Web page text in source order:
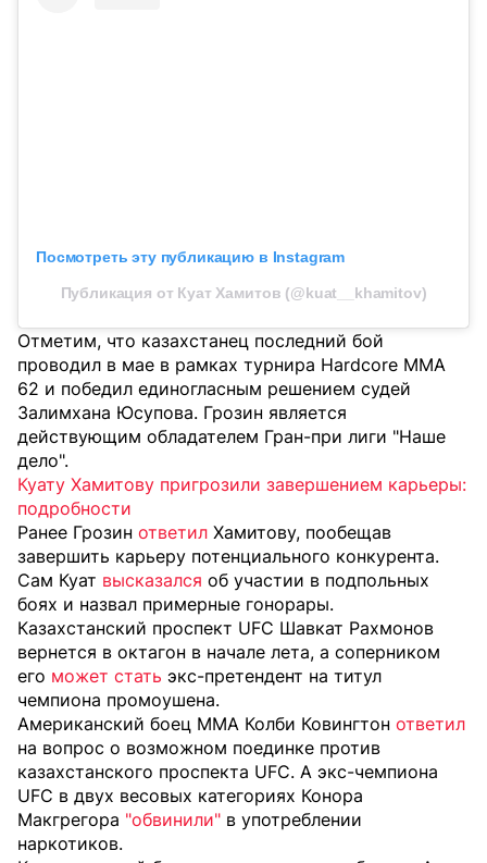
Посмотреть эту публикацию в Instagram
Публикация от Куат Хамитов (@kuat__khamitov)
Отметим, что казахстанец последний бой
проводил в мае в рамках турнира Hardcore MMA
62 и победил единогласным решением судей
Залимхана Юсупова. Грозин является
действующим обладателем Гран-при лиги "Наше
дело".
Куату Хамитову пригрозили завершением карьеры:
подробности
Ранее Грозин ответил Хамитову, пообещав
завершить карьеру потенциального конкурента.
Сам Куат высказался об участии в подпольных
боях и назвал примерные гонорары.
Казахстанский проспект UFC Шавкат Рахмонов
вернется в октагон в начале лета, а соперником
его может стать экс-претендент на титул
чемпиона промоушена.
Американский боец MMA Колби Ковингтон ответил
на вопрос о возможном поединке против
казахстанского проспекта UFC. А экс-чемпиона
UFC в двух весовых категориях Конора
Макгрегора "обвинили" в употреблении
наркотиков.